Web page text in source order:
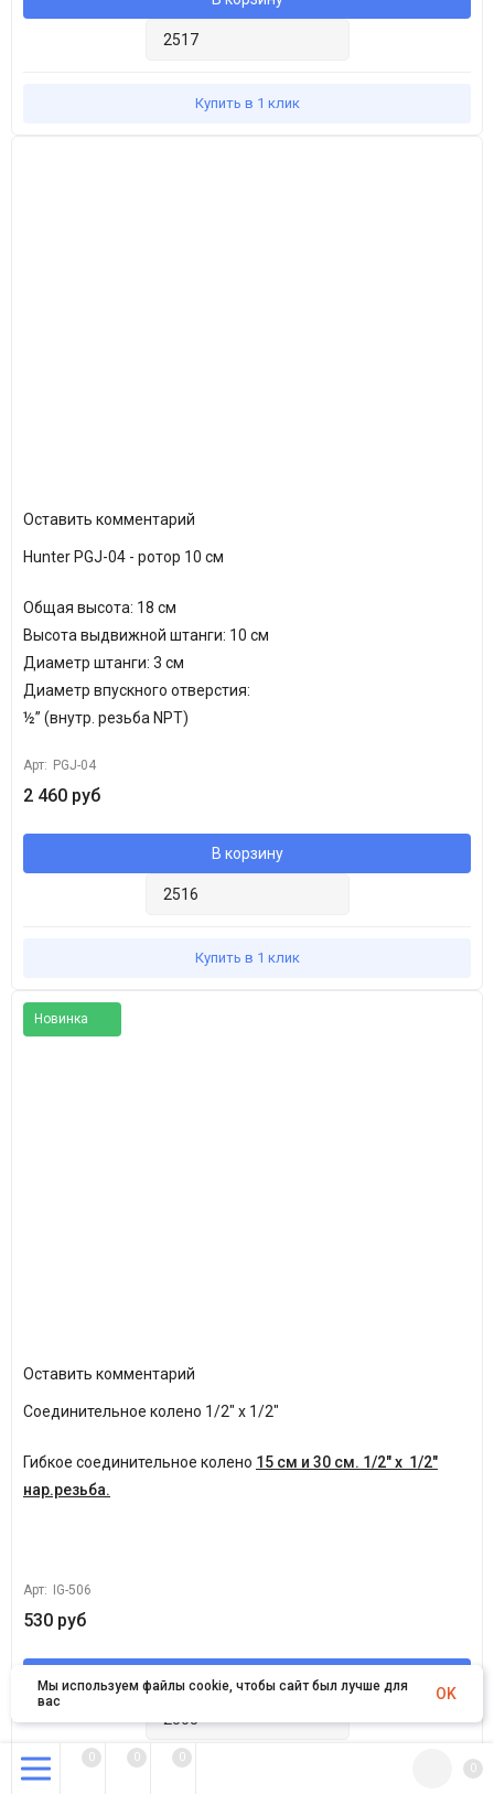
Купить в 1 клик
Оставить комментарий
Hunter PGJ-04 - ротор 10 см
Общая высота: 18 см
Высота выдвижной штанги: 10 см
Диаметр штанги: 3 см
Диаметр впускного отверстия:
½” (внутр. резьба NPT)
Арт: PGJ-04
2 460 руб
В корзину
Купить в 1 клик
Новинка
Оставить комментарий
Соединительное колено 1/2" х 1/2"
Гибкое соединительное колено 15 см и 30 см. 1/2" х 1/2"
нар.резьба.
Арт: IG-506
530 руб
В корзину
0 0 0
0
Мы используем файлы cookie, чтобы сайт был лучше для
вас
OK